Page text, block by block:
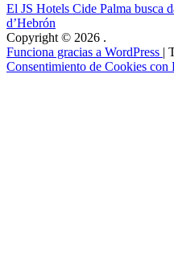
El JS Hotels Cide Palma busca
d’Hebrón
Copyright © 2026 .
Funciona gracias a WordPress |
Consentimiento de Cookies con